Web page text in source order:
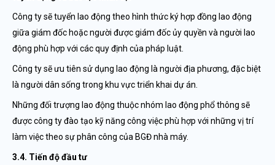
Công ty sẽ tuyển lao động theo hình thức ký hợp đồng lao động
giữa giám đốc hoặc người được giám đốc ủy quyền và người lao
động phù hợp với các quy định của pháp luật.
Công ty sẽ ưu tiên sử dụng lao động là người địa phương, đặc biệt
là người dân sống trong khu vực triển khai dự án.
Những đối trượng lao động thuộc nhóm lao động phổ thông sẽ
được công ty đào tạo kỹ năng công việc phù hợp với những vị trí
làm việc theo sự phân công của BGĐ nhà máy.
3.4. Tiến độ đầu tư